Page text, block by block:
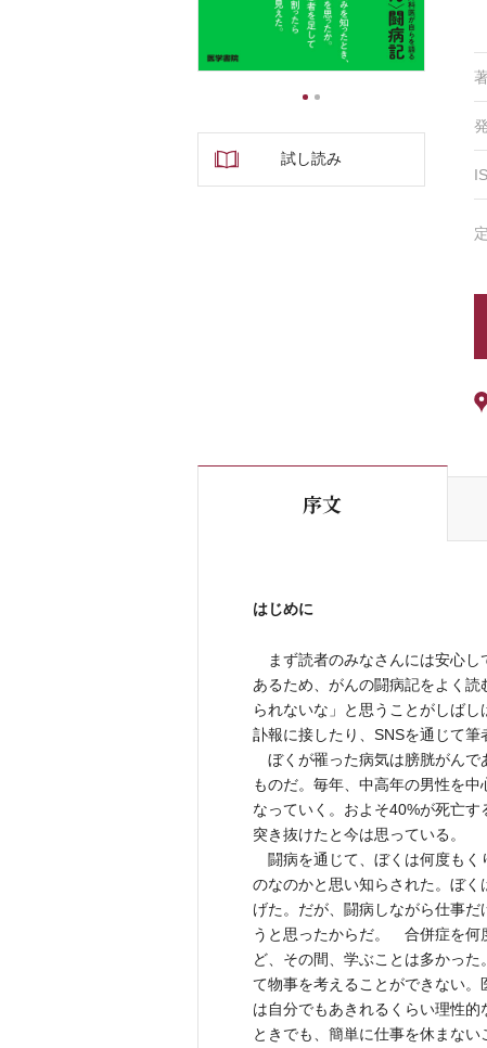
1
試し読み
著
序文
はじめに
まず読者のみなさんには安心し
あるため、がんの闘病記をよく
られないな」と思うことがしば
訃報に接したり、SNSを通じて筆
ぼくが罹った病気は膀胱がんで
ものだ。毎年、中高年の男性を
なっていく。およそ40%が死亡
突き抜けたと今は思っている。
闘病を通じて、ぼくは何度もく
のなのかと思い知らされた。ぼ
げた。だが、闘病しながら仕事
うと思ったからだ。 合併症を何
ど、その間、学ぶことは多かっ
て物事を考えることができない
は自分でもあきれるくらい理性
ときでも、簡単に仕事を休まない